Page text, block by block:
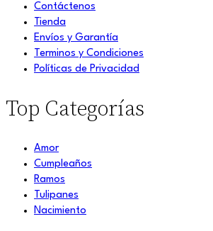
Contáctenos
Tienda
Envíos y Garantía
Terminos y Condiciones
Políticas de Privacidad
Top Categorías
Amor
Cumpleaños
Ramos
Tulipanes
Nacimiento